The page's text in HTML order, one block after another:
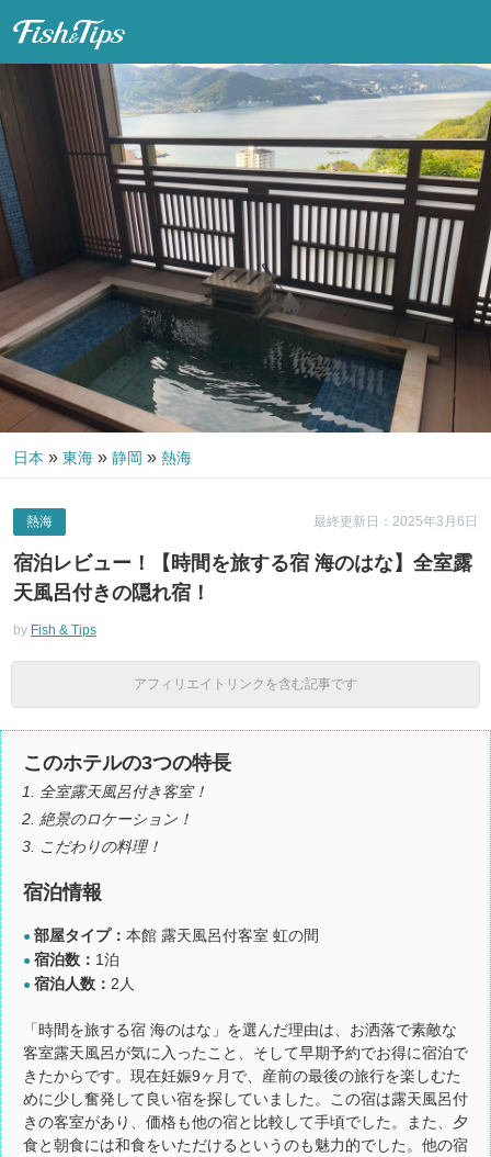
日本 » 東海 » 静岡 » 熱海
最終更新日：2025年3月6日
熱海
宿泊レビュー！【時間を旅する宿 海のはな】全室露
天風呂付きの隠れ宿！
by Fish & Tips
アフィリエイトリンクを含む記事です
このホテルの3つの特長
全室露天風呂付き客室！
絶景のロケーション！
こだわりの料理！
宿泊情報
● 部屋タイプ： 本館 露天風呂付客室 虹の間
● 宿泊数： 1泊
● 宿泊人数： 2人
「時間を旅する宿 海のはな」を選んだ理由は、お洒落で素敵な
客室露天風呂が気に入ったこと、そして早期予約でお得に宿泊で
きたからです。現在妊娠9ヶ月で、産前の最後の旅行を楽しむた
めに少し奮発して良い宿を探していました。この宿は露天風呂付
きの客室があり、価格も他の宿と比較して手頃でした。また、夕
食と朝食には和食をいただけるというのも魅力的でした。他の宿